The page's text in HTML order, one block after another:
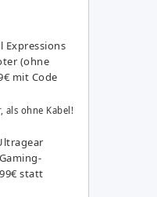
Expressions
(ohne
mit Code
als ohne Kabel!
statt